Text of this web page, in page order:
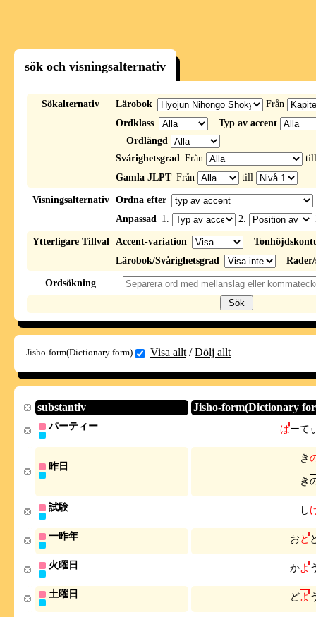
sök och visningsalternativ
Sökalternativ Lärobok
Från
Ordklass
Typ av accent
Ordlängd
Svårighetsgrad Från
Gamla JLPT Från till
Visningsalternativ
Ordna efter
Anpassad 1. 2.
Ytterligare Tillval Accent-variation
Lärobok/Svårighetsgrad
Ordsökning
Jisho-form(Dictionary form) Visa allt /Dölj allt
substantiv Jisho-form(Dictionary
パーティー ぱーて
昨日
き
き
試験 し
一昨年 おと
火曜日 かよ
土曜日 どよ